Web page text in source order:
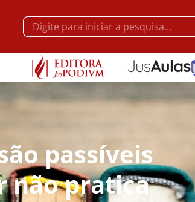
passíveis
não pratica